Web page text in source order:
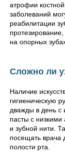
атрофии
заболеваний
реабилитации
на опорных
Сложно ли
Наличие
гигиеническую
дважды в день с
пасты с низкими
и зубной нити.
посещать врача
полости рта.